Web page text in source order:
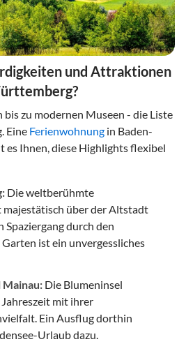
und Attraktionen
zu modernen Museen - die Liste
Eine Ferienwohnung in Baden-
Ihnen, diese Highlights flexibel
Die weltberühmte
über der Altstadt
Spaziergang durch den
ist ein unvergessliches
Mainau: Die Blumeninsel
mit ihrer
Ein Ausflug dorthin
Urlaub dazu.